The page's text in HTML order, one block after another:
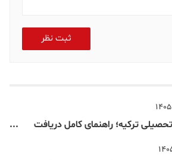
ثبت نظر
ترکیه؛ راهنمای کامل دریافت